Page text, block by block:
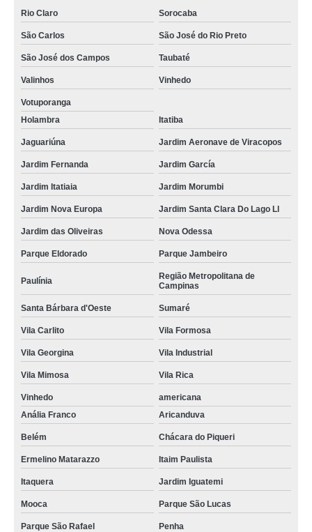
Rio Claro Sorocaba
São Carlos São José do Rio Preto
São José dos Campos Taubaté
Valinhos Vinhedo
Votuporanga
Holambra
Itatiba
Jaguariúna Jardim Aeronave de Viracopos
Jardim Fernanda Jardim García
Jardim Itatiaia Jardim Morumbi
Jardim Nova Europa Jardim Santa Clara Do Lago Ll
Jardim das Oliveiras Nova Odessa
Parque Eldorado Parque Jambeiro
Paulínia
Região Metropolitana de
Campinas
Santa Bárbara d'Oeste Sumaré
Vila Carlito Vila Formosa
Vila Georgina Vila Industrial
Vila Mimosa Vila Rica
Vinhedo
americana
Anália Franco
Aricanduva
Belém Chácara do Piqueri
Ermelino Matarazzo Itaim Paulista
Itaquera Jardim Iguatemi
Mooca Parque São Lucas
Parque São Rafael Penha